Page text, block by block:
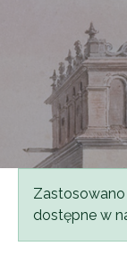
Komunikat
dostępne w